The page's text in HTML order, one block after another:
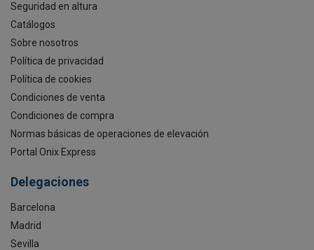
Seguridad en altura
Catálogos
Sobre nosotros
Política de privacidad
Política de cookies
Condiciones de venta
Condiciones de compra
Normas básicas de operaciones de elevación
Portal Onix Express
Delegaciones
Barcelona
Madrid
Sevilla